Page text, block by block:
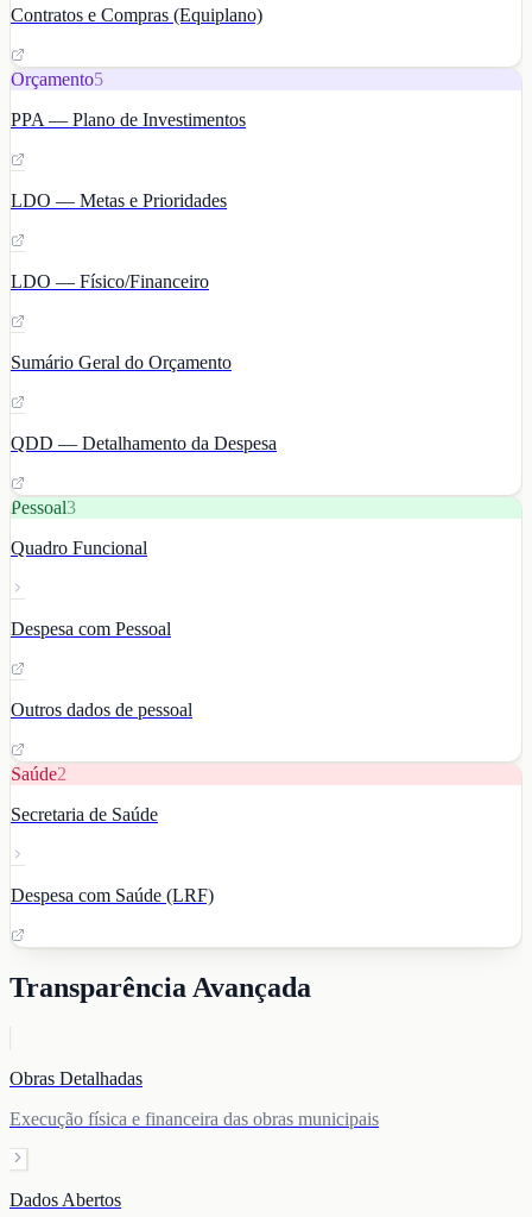
Contratos e Compras (Equiplano)
Orçamento5
PPA — Plano de Investimentos
LDO — Metas e Prioridades
LDO — Físico/Financeiro
Sumário Geral do Orçamento
QDD — Detalhamento da Despesa
Pessoal3
Quadro Funcional
Despesa com Pessoal
Outros dados de pessoal
Saúde2
Secretaria de Saúde
Despesa com Saúde (LRF)
Transparência Avançada
Obras Detalhadas
Execução física e financeira das obras municipais
Dados Abertos